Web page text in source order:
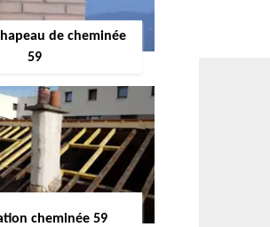
de cheminée
59
cheminée 59